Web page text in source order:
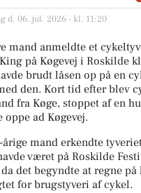
d. 06. jul. 2026 - kl. 11:20
mand anmeldte et
på Køgevej i Roskilde
brudt låsen op på en
den. Kort tid efter blev
fra Køge, stoppet af en
ad Køgevej.
årige mand erkendte
været på Roskilde
det begyndte at regne på
for brugstyveri af cykel.